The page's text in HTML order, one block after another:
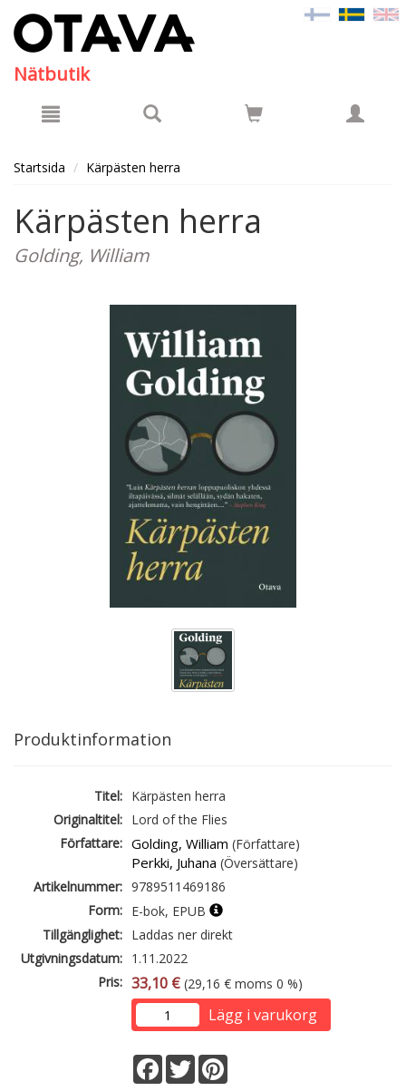
Nätbutik
Startsida Kärpästen herra
Kärpästen herra
Golding, William
Produktinformation
Titel: Kärpästen herra
Originaltitel: Lord of the Flies
Författare: Golding, William (Författare)
Perkki, Juhana (Översättare)
Artikelnummer: 9789511469186
Form: E-bok, EPUB
Tillgänglighet: Laddas ner direkt
Utgivningsdatum: 1.11.2022
Pris: 33,10 € (29,16 € moms 0 %)
Lägg i varukorg
Facebook
Twitter